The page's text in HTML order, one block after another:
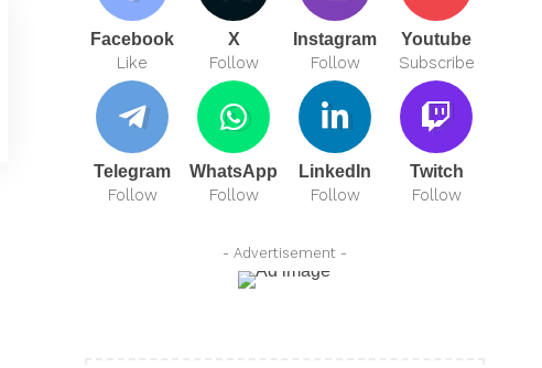
Facebook
Like
X
Follow
Instagram
Follow
Youtube
Subscribe
Telegram
Follow
WhatsApp
Follow
LinkedIn
Follow
Twitch
Follow
- Advertisement -